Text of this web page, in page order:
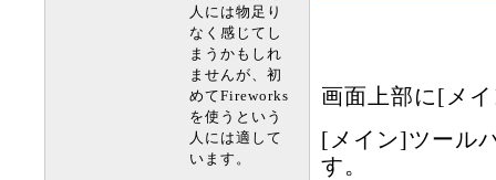
画面上部に[メ
[メイン]ツール
す。
人には物足り
なく感じてし
まうかもしれ
ませんが、初
めてFireworks
を使うという
人には適して
います。